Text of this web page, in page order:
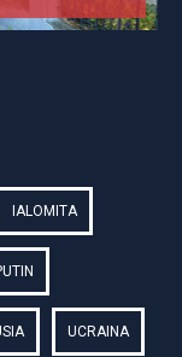
IALOMITA
UCRAINA